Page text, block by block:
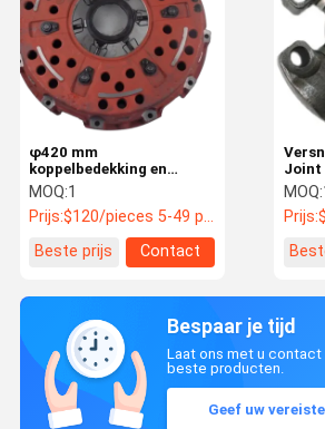
φ420 mm
koppelbedekking en
drukplaat
MOQ:1
Prijs:$120/pieces 5-49 pieces
Beste prijs
Contact
Joint
Voor
MOQ:
Prijs:
Bespaar je tijd
Laat ons met u
beste producten.
Geef uw vereiste